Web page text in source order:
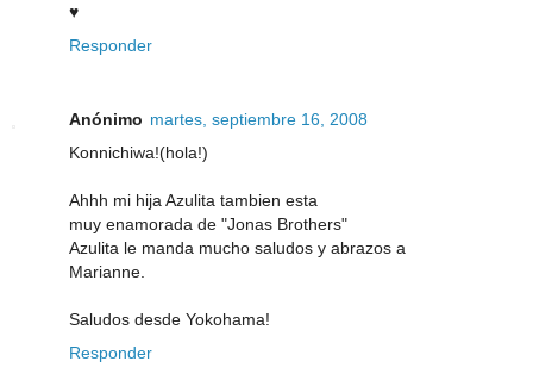
♥
Responder
Anónimo martes, septiembre 16, 2008
Konnichiwa!(hola!)
Ahhh mi hija Azulita tambien esta
muy enamorada de "Jonas Brothers"
Azulita le manda mucho saludos y abrazos a
Marianne.
Saludos desde Yokohama!
Responder